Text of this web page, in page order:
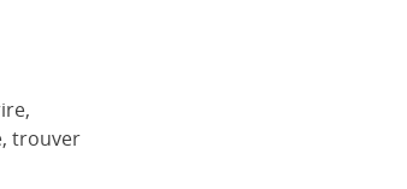
trouver